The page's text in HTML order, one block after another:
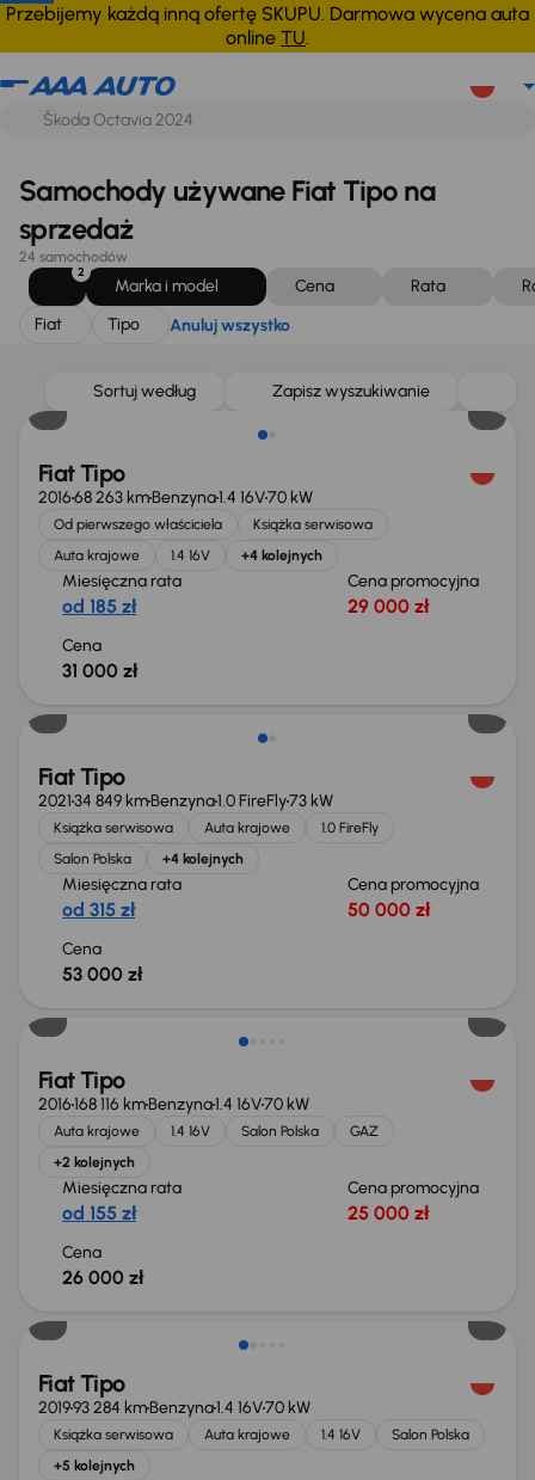
Przebijemy każdą inną ofertę SKUPU. Darmowa wycena auta
online TU.
Fiat Tipo Anuluj wszystko
Samochody używane Fiat Tipo na
sprzedaż
24 samochodów
2
Marka i model Cena Rata
Fiat
Tipo Anuluj wszystko
Sortuj według Zapisz wyszukiwanie
Fiat Tipo
201668 263 kmBenzyna1.4 16V70 kW
Od pierwszego właściciela
Książka serwisowa
Auta krajowe
1.4 16V +4 kolejnych
Miesięczna rata
od 185 zł
Cena promocyjna
29 000 zł
Cena
31 000 zł
Fiat Tipo
202134 849 kmBenzyna1.0 FireFly73 kW
Książka serwisowa Auta krajowe
1.0 FireFly
Salon Polska
+4 kolejnych
Miesięczna rata
od 315 zł
Cena promocyjna
50 000 zł
Cena
53 000 zł
Świeżo skupione
Fiat Tipo
2016168 116 kmBenzyna1.4 16V70 kW
Auta krajowe 1.4 16V Salon Polska
GAZ
+2 kolejnych
Miesięczna rata
od 155 zł
Cena promocyjna
25 000 zł
Cena
26 000 zł
Świeżo skupione
Fiat Tipo
201993 284 kmBenzyna1.4 16V70 kW
Książka serwisowa Auta krajowe 1.4 16V
Salon Polska
+5 kolejnych